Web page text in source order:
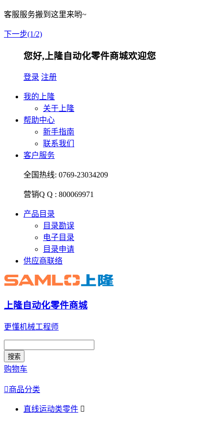
客服服务搬到这里来哟~
下一步(1/2)
您好,上隆自动化零件商城欢迎您
登录 注册
我的上隆
关于上隆
帮助中心
新手指南
联系我们
客户服务
全国热线: 0769-23034209
营销Q Q : 800069971
产品目录
目录勘误
电子目录
目录申请
供应商联络
上隆自动化零件商城
更懂机械工程师
搜索
购物车
商品分类
直线运动类零件 